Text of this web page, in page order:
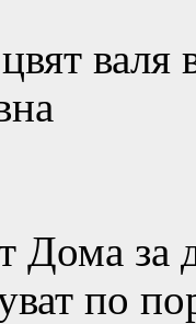
валя
Дома за
по